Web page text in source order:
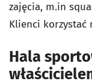
zajęcia, m.in
Klienci korzystać
Hala